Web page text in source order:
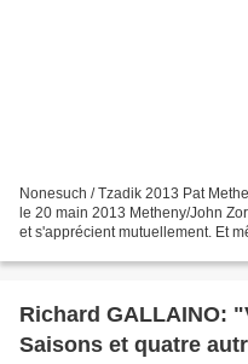
Nonesuch / Tzadik 2013 Pat
le 20 main 2013 Metheny/John
et s'apprécient mutuellement. Et
Richard GALLAINO:
Saisons et quatre